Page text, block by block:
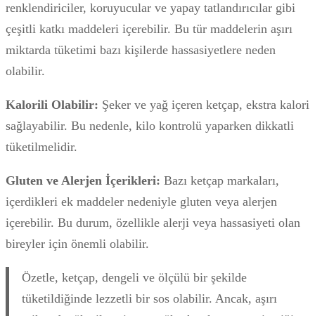
renklendiriciler, koruyucular ve yapay tatlandırıcılar gibi
çeşitli katkı maddeleri içerebilir. Bu tür maddelerin aşırı
miktarda tüketimi bazı kişilerde hassasiyetlere neden
olabilir.
Kalorili Olabilir: Şeker ve yağ içeren ketçap, ekstra kalori
sağlayabilir. Bu nedenle, kilo kontrolü yaparken dikkatli
tüketilmelidir.
Gluten ve Alerjen İçerikleri: Bazı ketçap markaları,
içerdikleri ek maddeler nedeniyle gluten veya alerjen
içerebilir. Bu durum, özellikle alerji veya hassasiyeti olan
bireyler için önemli olabilir.
Özetle, ketçap, dengeli ve ölçülü bir şekilde
tüketildiğinde lezzetli bir sos olabilir. Ancak, aşırı